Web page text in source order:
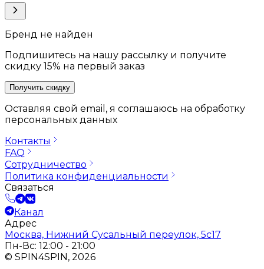
Бренд не найден
Подпишитесь на нашу рассылку и получите
скидку 15% на первый заказ
Получить скидку
Оставляя свой email, я соглашаюсь на обработку
персональных данных
Контакты
FAQ
Сотрудничество
Политика конфиденциальности
Связаться
Канал
Адрес
Москва, Нижний Сусальный переулок, 5с17
Пн-Вс: 12:00 - 21:00
© SPIN4SPIN, 2026